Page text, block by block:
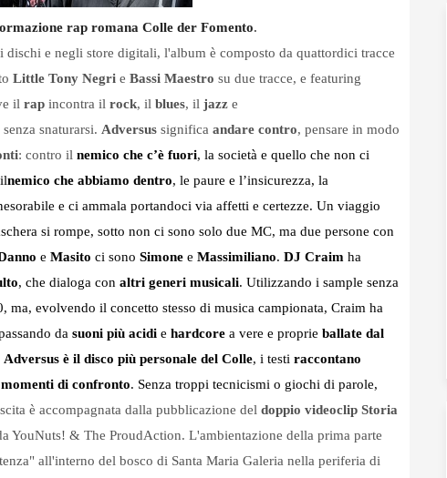
rap romana Colle der Fomento.
e negli store digitali, l'album è composto da quattordici tracce
Little Tony Negrie Bassi Maestro su due tracce, e featuring
il rapincontra il rock, il blues, il jazze
snaturarsi. Adversussignifica andare contro, pensare in modo
: contro il nemico che c’è fuori, la società e quello che non ci
nemico che abbiamo dentro, le paure e l’insicurezza, la
e ci ammala portandoci via affetti e certezze. Un viaggio
si rompe, sotto non ci sono solo due MC, ma due persone con
e Masito ci sono Simonee Massimiliano. DJ Craimha
, che dialoga con altri generi musicali. Utilizzando i sample senza
evolvendo il concetto stesso di musica campionata, Craim ha
da suoni più acidie hardcorea vere e proprie ballate dal
Adversus è il disco più personale del Colle, i testi raccontano
momenti di confronto. Senza troppi tecnicismi o giochi di parole,
è accompagnata dalla pubblicazione del doppio videoclip Storia
YouNuts! & The ProudAction. L'ambientazione della prima parte
all'interno del bosco di Santa Maria Galeria nella periferia di